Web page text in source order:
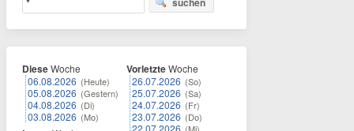
DieseWoche
06.08.2026 (Heute)
05.08.2026 (Gestern)
04.08.2026 (Di)
03.08.2026 (Mo)
VorletzteWoche
26.07.2026 (So)
25.07.2026 (Sa)
24.07.2026 (Fr)
23.07.2026 (Do)
22.07.2026 (Mi)